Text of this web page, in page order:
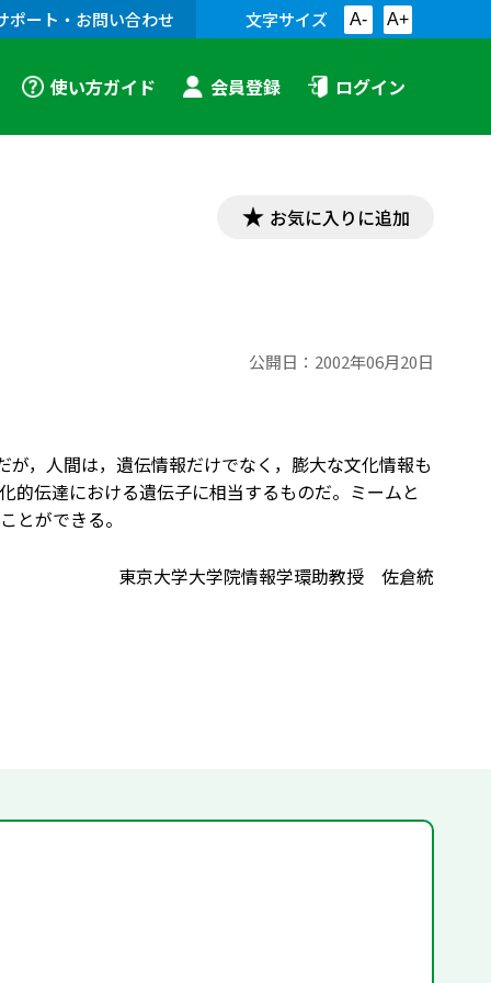
ポート・お問い合わせ 文字サイズ A- A+
使い方ガイド 会員登録 ログイン
お気に入りに追加
公開日： 2002年06月20日
，人間は，遺伝情報だけでなく，膨大な文化情報も
的伝達における遺伝子に相当するものだ。ミームと
とができる。
東京大学大学院情報学環助教授 佐倉統